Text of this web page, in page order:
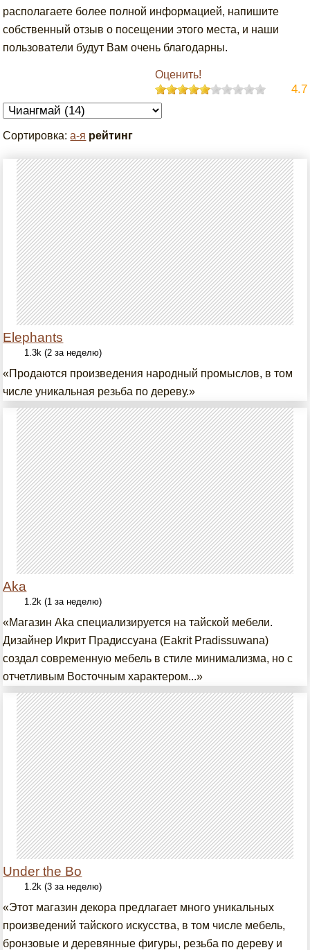
располагаете более полной информацией, напишите
собственный отзыв о посещении этого места, и наши
пользователи будут Вам очень благодарны.
Оценить!
4.7
Сортировка:а-я рейтинг
Elephants
1.3k (2 за неделю)
«Продаются произведения народный промыслов, в том
числе уникальная резьба по дереву.»
Aka
1.2k (1 за неделю)
«Магазин Aka специализируется на тайской мебели.
Дизайнер Икрит Прадиссуана (Eakrit Pradissuwana)
создал современную мебель в стиле минимализма, но с
отчетливым Восточным характером...»
Under the Bo
1.2k (3 за неделю)
«Этот магазин декора предлагает много уникальных
произведений тайского искусства, в том числе мебель,
бронзовые и деревянные фигуры, резьба по дереву и